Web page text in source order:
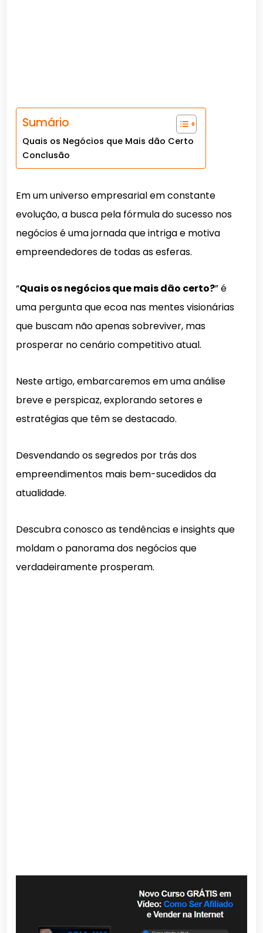
Sumário
Quais os Negócios que Mais dão Certo
Conclusão
Em um universo empresarial em constante
evolução, a busca pela fórmula do sucesso nos
negócios é uma jornada que intriga e motiva
empreendedores de todas as esferas.
“Quais os negócios que mais dão certo?” é
uma pergunta que ecoa nas mentes visionárias
que buscam não apenas sobreviver, mas
prosperar no cenário competitivo atual.
Neste artigo, embarcaremos em uma análise
breve e perspicaz, explorando setores e
estratégias que têm se destacado.
Desvendando os segredos por trás dos
empreendimentos mais bem-sucedidos da
atualidade.
Descubra conosco as tendências e insights que
moldam o panorama dos negócios que
verdadeiramente prosperam.